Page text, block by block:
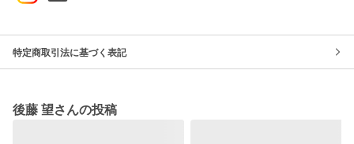
特定商取引法に基づく表記
後藤 望さんの投稿